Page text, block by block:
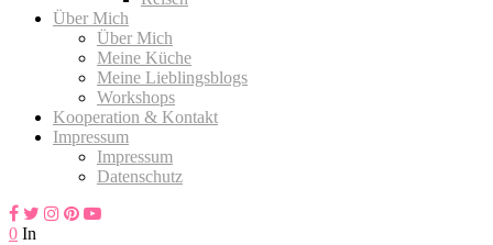
Über Mich
Über Mich
Meine Küche
Meine Lieblingsblogs
Workshops
Kooperation & Kontakt
Impressum
Impressum
Datenschutz
0 In